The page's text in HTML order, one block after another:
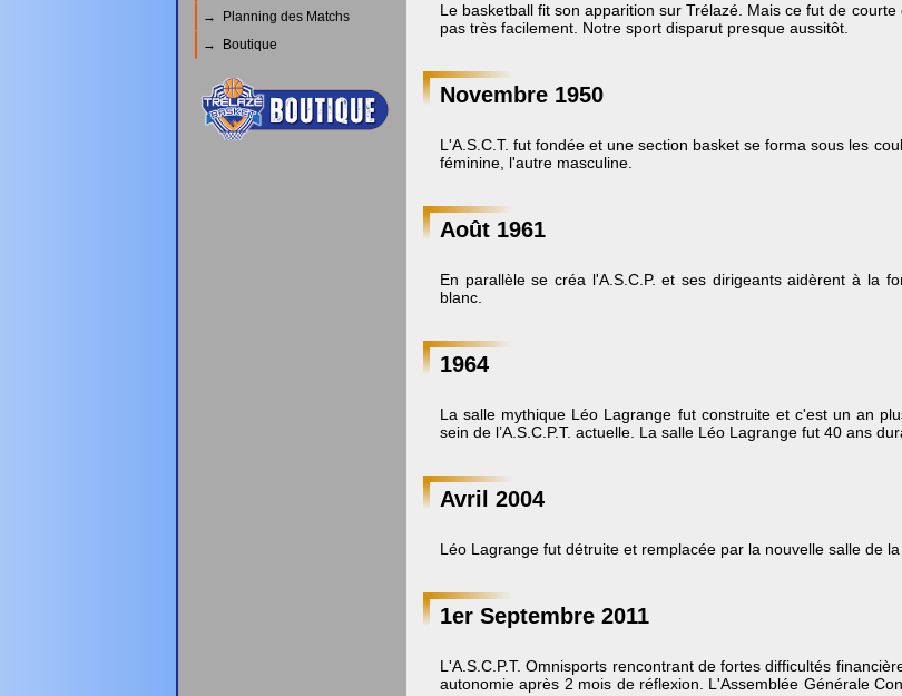
→ Planning des Matchs
→ Boutique
Le basketball fit son apparition sur Trélazé. Mais ce fut de
pas très facilement. Notre sport disparut presque aussitôt.
Novembre 1950
L'A.S.C.T. fut fondée et une section basket se forma sous les
féminine, l'autre masculine.
Août 1961
En parallèle se créa l'A.S.C.P. et ses dirigeants aidèrent à la
blanc.
1964
La salle mythique Léo Lagrange fut construite et c'est un an
sein de l’A.S.C.P.T. actuelle. La salle Léo Lagrange fut 40 ans
Avril 2004
Léo Lagrange fut détruite et remplacée par la nouvelle salle de
1er Septembre 2011
L'A.S.C.P.T. Omnisports rencontrant de fortes difficultés
autonomie après 2 mois de réflexion. L'Assemblée Générale